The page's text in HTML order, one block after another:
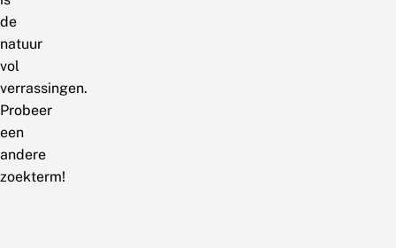
de
natuur
vol
verrassingen.
Probeer
een
andere
zoekterm!